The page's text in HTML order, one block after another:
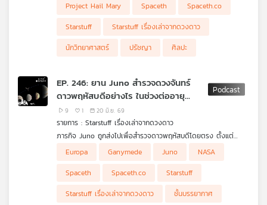
ความหมายของการมีชีวิตอยู่ และการเป็นมนุษย์ได้ขนาดนั้น ใน
Starstuff ตอนนี้ เราชวนคุยกันถึง Project Hail Mary ผ่านมุมมอง
ของปรัชญาและศิลปะ ไปจนถึงภาพ เสียง สี และจังหวะการเล่าเรื่อง
ที่ทำให้อวกาศไม่ได้เป็นแค่ฉากหลังของการเอาตัวรอด แต่เป็นพื้นที่ที่
มนุษย์ต้องเผชิญหน้ากับความโดดเดี่ยว ความหวัง และคำถามว่า
เพราะเราเป็นสิ่งมีชีวิตที่ยังอยากให้จักรวาลนี้มีใครอีกคนรอดไปด้วยกัน
ภาพประกอบจาก Amazon MGM Studios
Project Hail Mary Spaceth
Spaceth.co
Starstuff
Starstuff เรื่องเล่าจากดวงดาว
นักวิทยาศาสตร์
ปรัชญา ศิลปะ
EP. 246: ยาน Juno สำรวจดวงจันทร์
ดาวพฤหัสบดีอย่างไร ในช่วงต่ออายุ
ภารกิจ
9 1 20 มิ.ย. 69
รายการ : Starstuff เรื่องเล่าจากดวงดาว
ภารกิจ Juno ถูกส่งไปเพื่อสำรวจดาวพฤหัสบดีโดยตรง ตั้งแต่
แต่หลังจากยานทำภารกิจหลักสำเร็จและยังมีสภาพดี NASA จึงต่อ
อายุภารกิจให้ Juno กลายเป็นนักสำรวจทั้ง “ระบบดาวพฤหัสบดี”
มากขึ้น ไม่ใช่แค่ตัวดาวเคราะห์ยักษ์เพียงอย่างเดียว ในช่วง
Extended Mission นี้ วงโคจรของ Juno ถูกปรับให้มีโอกาสบินผ่าน
โดยตรง แต่นักวิทยาศาสตร์เอาเครื่องมือที่มีอยู่เดิม ทั้งกล้อง
JunoCam เครื่องวัดสนามแม่เหล็ก พลาสมา รังสี และอินฟราเรด มา
ใช้สังเกตพื้นผิว น้ำแข็ง ภูเขาไฟ และปฏิสัมพันธ์ระหว่างดวงจันทร์กับ
สนามแม่เหล็กของดาวพฤหัสบดี
Europa Ganymede Juno
NASA
Spaceth
Spaceth.co
Starstuff
Starstuff เรื่องเล่าจากดวงดาว
ชั้นบรรยากาศ